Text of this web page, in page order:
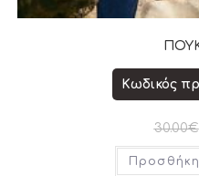
Κωδικός
30.00€